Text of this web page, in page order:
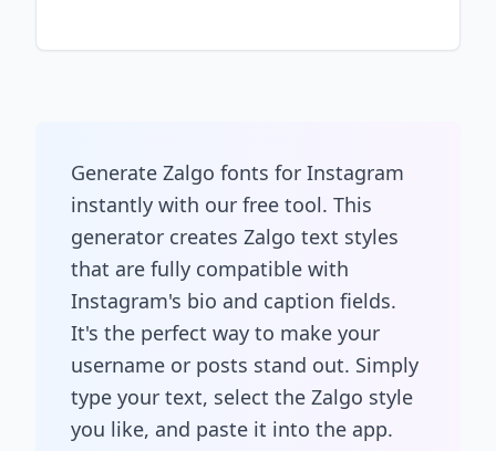
Generate Zalgo fonts for Instagram
instantly with our free tool. This
generator creates Zalgo text styles
that are fully compatible with
Instagram's bio and caption fields.
It's the perfect way to make your
username or posts stand out. Simply
type your text, select the Zalgo style
you like, and paste it into the app.